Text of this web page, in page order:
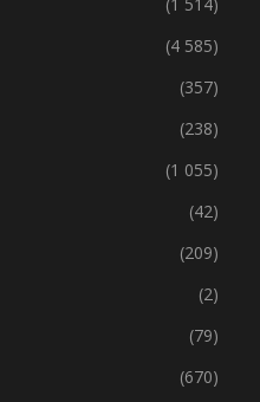
(895)
(1 514)
(4 585)
(357)
(238)
(1 055)
(42)
(209)
(2)
(79)